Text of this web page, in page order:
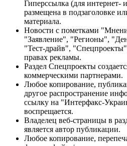
Гиперссылка (для интернет-
размещена в подзаголовке
материала.
Новости с пометками
"Заявление", "Регионы",
"Тест-драйв",
правах рекламы.
Раздел Спецпроекты
коммерческими партнерами.
Любое копирование,
другое распространение
ссылку на "Интерфакс-
воспрещается.
Владелец веб-страницы в
является автор публикации.
Любое копирование,